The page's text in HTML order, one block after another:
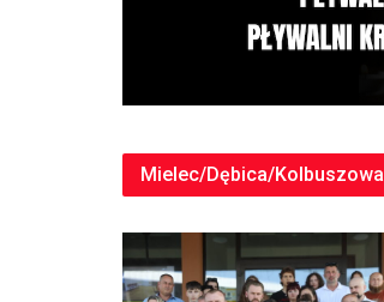
Mielec/Dębica/Kolbuszowa